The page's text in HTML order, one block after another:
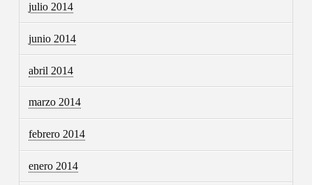
julio 2014
junio 2014
abril 2014
marzo 2014
febrero 2014
enero 2014